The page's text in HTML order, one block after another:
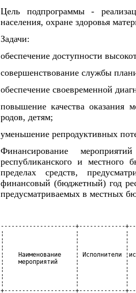
Цель подпрограммы -
населения, охране здоровья
Задачи:
обеспечение доступности
совершенствование службы
обеспечение своевременной
повышение качества
родов, детям;
уменьшение репродуктивных
Финансирование
республиканского и
пределах средств,
финансовый (бюджетный) год
предусматриваемых в местных
---------------------+-------------+-----------+-----------------------+----------------+-------------
¦                    ¦             ¦           ¦    Финансирование     ¦                ¦            ¦
¦                    ¦             ¦           ¦      (млн. руб.)      ¦                ¦            ¦
¦                    ¦             ¦   Срок    +-----+-----------------+                ¦            ¦
¦    Наименование    ¦ Исполнители ¦исполнения,¦     ¦   в том числе   ¦   Ожидаемый    ¦ Примечание ¦
¦    мероприятий     ¦             ¦   годы    ¦     +---------+-------+   результат    ¦            ¦
¦                    ¦             ¦           ¦всего¦республи-¦местные¦                ¦            ¦
¦                    ¦             ¦           ¦     ¦ канский ¦бюджеты¦                ¦            ¦
¦                    ¦             ¦           ¦     ¦ бюджет  ¦       ¦                ¦            ¦
+--------------------+-------------+-----------+-----+---------+-------+----------------+------------+
¦                                  Охрана здоровья матери и ребенка                                  ¦
+--------------------+-------------+-----------+-----T---------+-------+----------------+------------+
¦1. Перинатальный    ¦УЗ           ¦2007 - 2010¦  -  ¦    -    ¦   -   ¦Повышение       ¦В пределах  ¦
¦скрининг врожденных ¦"Смолевичская¦           ¦     ¦         ¦       ¦выявляемости    ¦выделенных  ¦
¦пороков развития и  ¦ЦРБ"         ¦           ¦     ¦         ¦       ¦пороков развития¦ассигнований¦
¦наследственных      ¦             ¦           ¦     ¦         ¦       ¦плода на 15     ¦            ¦
¦заболеваний плода в ¦             ¦           ¦     ¦         ¦       ¦процентов,      ¦            ¦
¦первом триместре    ¦             ¦           ¦     ¦         ¦       ¦снижение детской¦            ¦
¦беременности,       ¦             ¦           ¦     ¦         ¦       ¦инвалидности на ¦            ¦
¦диагностика и       ¦             ¦           ¦     ¦         ¦       ¦10 процентов.   ¦            ¦
¦лечение             ¦             ¦           ¦     ¦         ¦       ¦                ¦            ¦
¦наследственных      ¦             ¦           ¦     ¦         ¦       ¦                ¦            ¦
¦болезней            ¦             ¦           ¦     ¦         ¦       ¦                ¦            ¦
¦новорожденных и     ¦             ¦           ¦     ¦         ¦       ¦                ¦            ¦
¦детей.              ¦             ¦           ¦     ¦         ¦       ¦                ¦            ¦
¦                    ¦             ¦           ¦     ¦         ¦       ¦                ¦            ¦
¦100% скрининг       ¦             ¦           ¦     ¦         ¦       ¦Раннее выявление¦            ¦
¦новорожденных на    ¦             ¦           ¦     ¦         ¦       ¦больных         ¦            ¦
¦фенилкетонурию;     ¦             ¦           ¦     ¦         ¦       ¦фенилкетонурией,¦            ¦
¦                    ¦             ¦           ¦     ¦         ¦       ¦гипотиреозом    ¦            ¦
¦100% скрининг       ¦             ¦           ¦     ¦         ¦       ¦среди           ¦            ¦
¦новорожденных на    ¦             ¦           ¦     ¦         ¦       ¦новорожденных в ¦            ¦
¦гипотиреоз;         ¦             ¦           ¦     ¦         ¦       ¦доклинической   ¦            ¦
¦                    ¦             ¦           ¦     ¦         ¦       ¦стадии          ¦            ¦
¦                    ¦             ¦           ¦     ¦         ¦       ¦заболеваний в   ¦            ¦
¦витальная и         ¦             ¦           ¦     ¦         ¦